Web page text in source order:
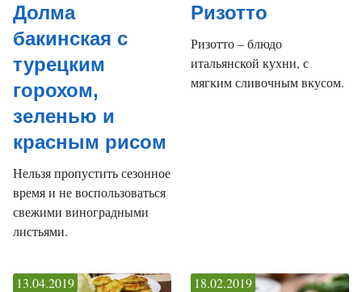
Долма
бакинская с
турецким
горохом,
зеленью и
красным рисом
Нельзя пропустить сезонное
время и не воспользоваться
свежими виноградными
листьями.
Ризотто
Ризотто – блюдо
итальянской кухни, с
мягким сливочным вкусом.
13.04.2019 18.02.2019